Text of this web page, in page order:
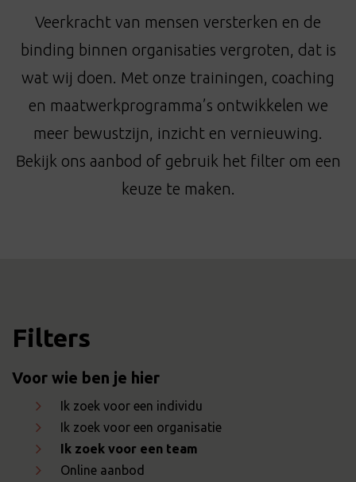
o
Veerkracht van mensen versterken en de
binding binnen organisaties vergroten, dat is
wat wij doen. Met onze trainingen, coaching
en maatwerkprogramma’s ontwikkelen we
meer bewustzijn, inzicht en vernieuwing.
Bekijk ons aanbod of gebruik het filter om een
keuze te maken.
Filters
Voor wie ben je hier
Ik zoek voor een individu
Ik zoek voor een organisatie
Ik zoek voor een team
Online aanbod